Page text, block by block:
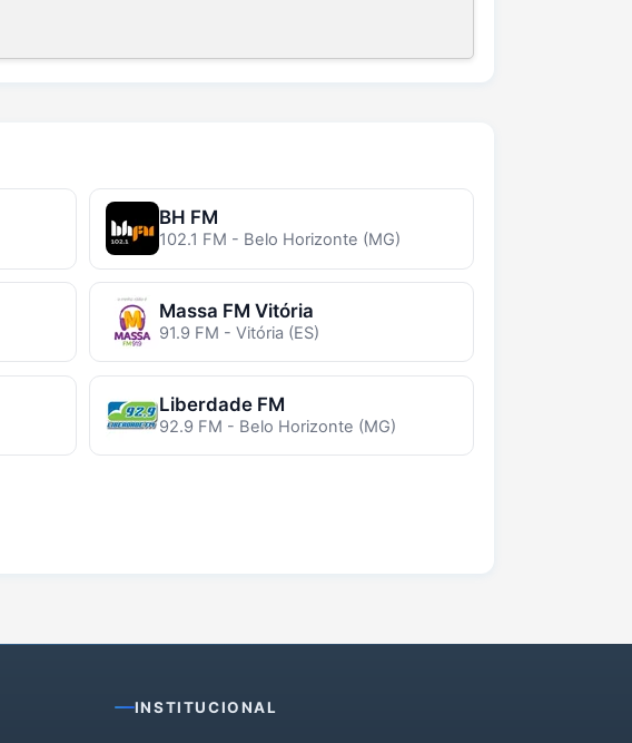
BH FM
102.1 FM - Belo Horizonte (MG)
Massa FM Vitória
91.9 FM - Vitória (ES)
Liberdade FM
92.9 FM - Belo Horizonte (MG)
INSTITUCIONAL